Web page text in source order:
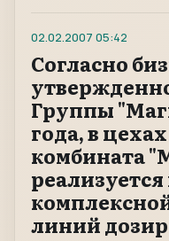
02.02.2007 05:42
Согласно
Группы
года, в
комбината
линий